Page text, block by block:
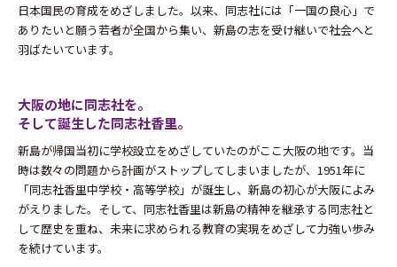
日本国民の育成をめざしました。以来、同志社には「一国の良心」で
ありたいと願う若者が全国から集い、新島の志を受け継いで社会へと
羽ばたいています。
大阪の地に同志社を。
そして誕生した同志社香里。
新島が帰国当初に学校設立をめざしていたのがここ大阪の地です。当
時は数々の問題から計画がストップしてしまいましたが、1951年に
「同志社香里中学校・高等学校」が誕生し、新島の初心が大阪によみ
がえりました。そして、同志社香里は新島の精神を継承する同志社と
して歴史を重ね、未来に求められる教育の実現をめざして力強い歩み
を続けています。